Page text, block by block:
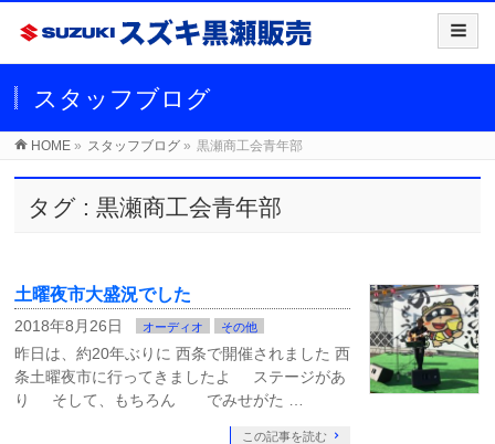
スタッフブログ
HOME » スタッフブログ » 黒瀬商工会青年部
タグ : 黒瀬商工会青年部
土曜夜市大盛況でした
2018年8月26日 オーディオ その他
昨日は、約20年ぶりに 西条で開催されました 西
条土曜夜市に行ってきましたよ ステージがあ
り そして、もちろん でみせがた …
この記事を読む